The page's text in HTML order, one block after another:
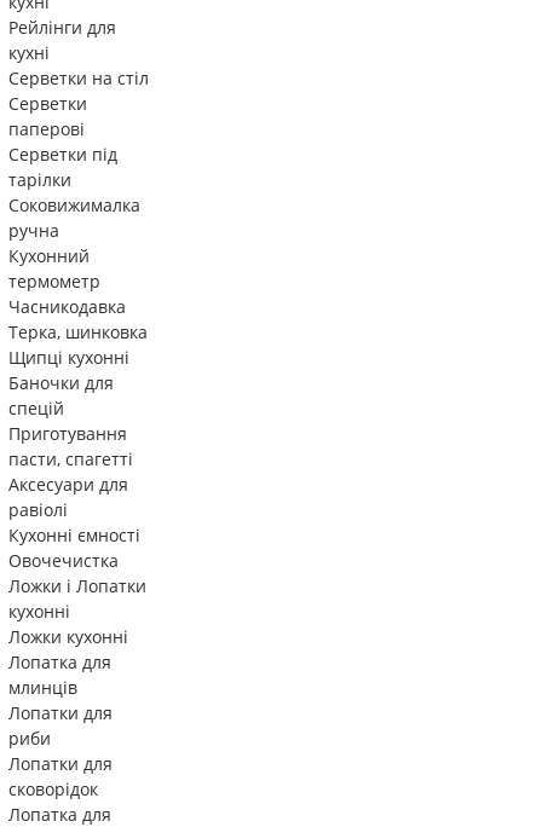
Рейлінги для
кухні
Серветки на стіл
Серветки
паперові
Серветки під
тарілки
Соковижималка
ручна
Кухонний
термометр
Часникодавка
Терка, шинковка
Щипці кухонні
Баночки для
спецій
Приготування
пасти, спагетті
Аксесуари для
равіолі
Кухонні ємності
Овочечистка
Ложки і Лопатки
кухонні
Ложки кухонні
Лопатка для
млинців
Лопатки для
риби
Лопатки для
сковорідок
Лопатка для